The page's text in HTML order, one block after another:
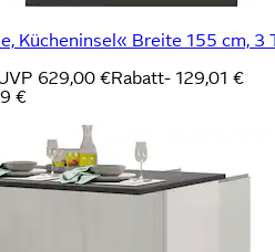
Kücheninsel« Breite 155 cm, 3
629,00 €Rabatt- 129,01 €
€